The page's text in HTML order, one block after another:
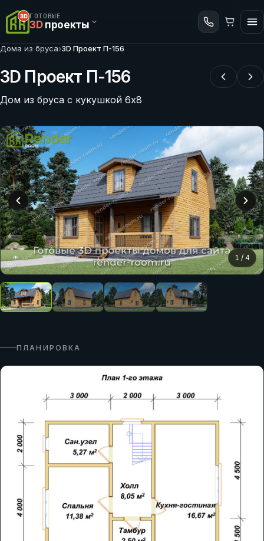
ГОТОВЫЕ
3Dпроекты
Дома из бруса›3D Проект П-156
3D Проект П-156
Дом из бруса с кукушкой 6х8
1 / 4
ПЛАНИРОВКА